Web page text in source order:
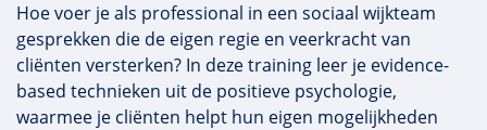
Hoe voer je als professional in een sociaal wijkteam
gesprekken die de eigen regie en veerkracht van
cliënten versterken? In deze training leer je evidence-
based technieken uit de positieve psychologie,
waarmee je cliënten helpt hun eigen mogelijkheden